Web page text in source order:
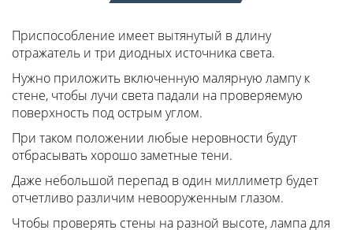
Приспособление имеет вытянутый в длину
отражатель и три диодных источника света.
Нужно приложить включенную малярную лампу к
стене, чтобы лучи света падали на проверяемую
поверхность под острым углом.
При таком положении любые неровности будут
отбрасывать хорошо заметные тени.
Даже небольшой перепад в один миллиметр будет
отчетливо различим невооруженным глазом.
Чтобы проверять стены на разной высоте, лампа для